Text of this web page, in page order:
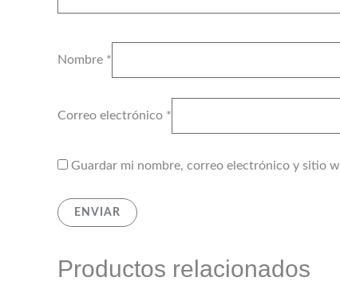
Nombre *
Correo electrónico *
Guardar mi nombre, correo electrónico y sitio
Productos relacionados